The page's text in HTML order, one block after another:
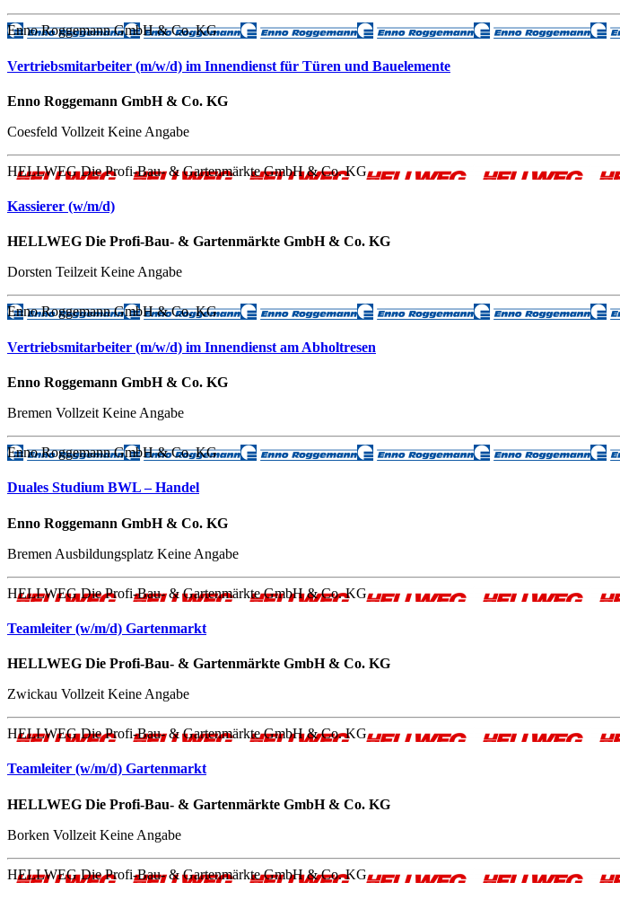
Enno Roggemann GmbH & Co. KG
Vertriebsmitarbeiter (m/w/d) im Innendienst für Türen und Bauelemente
Enno Roggemann GmbH & Co. KG
Coesfeld Vollzeit Keine Angabe
HELLWEG Die Profi-Bau- & Gartenmärkte GmbH & Co. KG
Kassierer (w/m/d)
HELLWEG Die Profi-Bau- & Gartenmärkte GmbH & Co. KG
Dorsten TeilzeitKeine Angabe
Enno Roggemann GmbH & Co. KG
Vertriebsmitarbeiter (m/w/d) im Innendienst am Abholtresen
Enno Roggemann GmbH & Co. KG
Bremen Vollzeit Keine Angabe
Enno Roggemann GmbH & Co. KG
Duales Studium BWL – Handel
Enno Roggemann GmbH & Co. KG
Bremen Ausbildungsplatz Keine Angabe
HELLWEG Die Profi-Bau- & Gartenmärkte GmbH & Co. KG
Teamleiter (w/m/d) Gartenmarkt
HELLWEG Die Profi-Bau- & Gartenmärkte GmbH & Co. KG
Zwickau Vollzeit Keine Angabe
HELLWEG Die Profi-Bau- & Gartenmärkte GmbH & Co. KG
Teamleiter (w/m/d) Gartenmarkt
HELLWEG Die Profi-Bau- & Gartenmärkte GmbH & Co. KG
Borken Vollzeit Keine Angabe
HELLWEG Die Profi-Bau- & Gartenmärkte GmbH & Co. KG